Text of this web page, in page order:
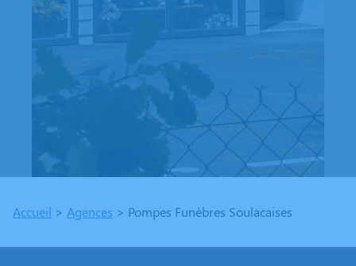
Accueil > Agences > Pompes Funèbres Soulacaises